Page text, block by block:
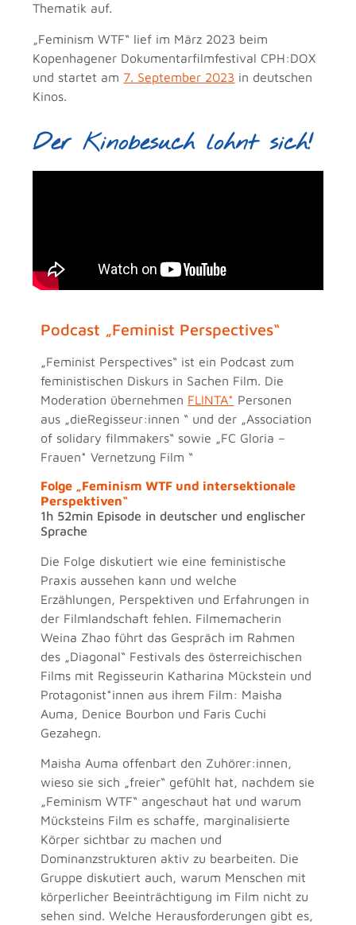
Thematik auf.
„Feminism WTF“ lief im März 2023 beim
Kopenhagener Dokumentarfilmfestival CPH:DOX
und startet am 7. September 2023 in deutschen
Kinos.
Der Kinobesuch lohnt sich!
Podcast „Feminist Perspectives“
„Feminist Perspectives“ ist ein Podcast zum
feministischen Diskurs in Sachen Film. Die
Moderation übernehmen FLINTA* Personen
aus „dieRegisseur:innen “ und der „Association
of solidary filmmakers“ sowie „FC Gloria –
Frauen* Vernetzung Film “
Folge „Feminism WTF und intersektionale
Perspektiven“
1h 52min Episode in deutscher und englischer
Sprache
Die Folge diskutiert wie eine feministische
Praxis aussehen kann und welche
Erzählungen, Perspektiven und Erfahrungen in
der Filmlandschaft fehlen. Filmemacherin
Weina Zhao führt das Gespräch im Rahmen
des „Diagonal“ Festivals des österreichischen
Films mit Regisseurin Katharina Mückstein und
Protagonist*innen aus ihrem Film: Maisha
Auma, Denice Bourbon und Faris Cuchi
Gezahegn.
Maisha Auma offenbart den Zuhörer:innen,
wieso sie sich „freier“ gefühlt hat, nachdem sie
„Feminism WTF“ angeschaut hat und warum
Mücksteins Film es schaffe, marginalisierte
Körper sichtbar zu machen und
Dominanzstrukturen aktiv zu bearbeiten. Die
Gruppe diskutiert auch, warum Menschen mit
körperlicher Beeinträchtigung im Film nicht zu
sehen sind. Welche Herausforderungen gibt es,